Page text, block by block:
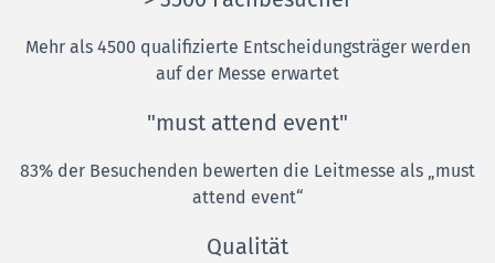
Mehr als 4500 qualifizierte Entscheidungsträger werden
auf der Messe erwartet
"must attend event"
83% der Besuchenden bewerten die Leitmesse als „must
attend event“
Qualität